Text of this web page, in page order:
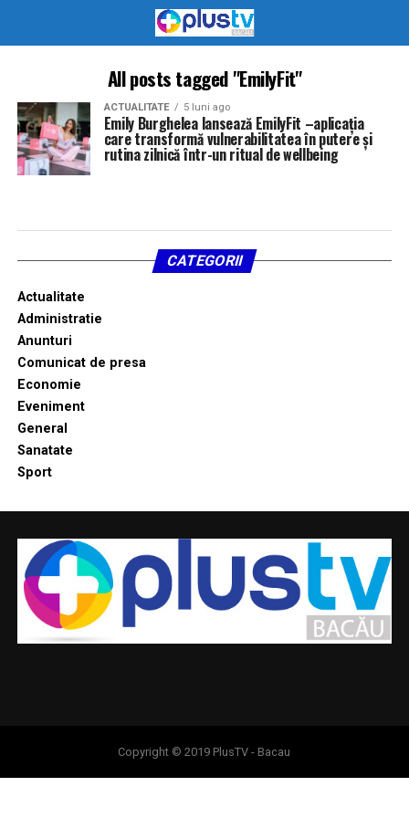
All posts tagged "EmilyFit"
ACTUALITATE 5 luni ago
Emily Burghelea lansează EmilyFit –aplicația
care transformă vulnerabilitatea în putere și
rutina zilnică într-un ritual de wellbeing
CATEGORII
Actualitate
Administratie
Anunturi
Comunicat de presa
Economie
Eveniment
General
Sanatate
Sport
Copyright © 2019 PlusTV - Bacau